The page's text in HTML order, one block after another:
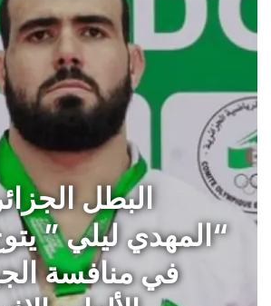
البطل
“المهدي ليلي ”
في منافسة